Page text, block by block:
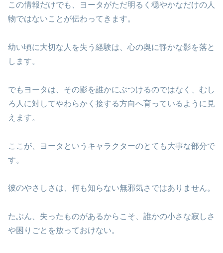
この情報だけでも、ヨータがただ明るく穏やかなだけの人
物ではないことが伝わってきます。
幼い頃に大切な人を失う経験は、心の奥に静かな影を落と
します。
でもヨータは、その影を誰かにぶつけるのではなく、むし
ろ人に対してやわらかく接する方向へ育っているように見
えます。
ここが、ヨータというキャラクターのとても大事な部分で
す。
彼のやさしさは、何も知らない無邪気さではありません。
たぶん、失ったものがあるからこそ、誰かの小さな寂しさ
や困りごとを放っておけない。